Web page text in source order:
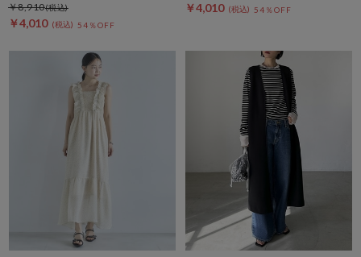
￥4,010 54％OFF
￥8,910 ￥4,010 54％OFF